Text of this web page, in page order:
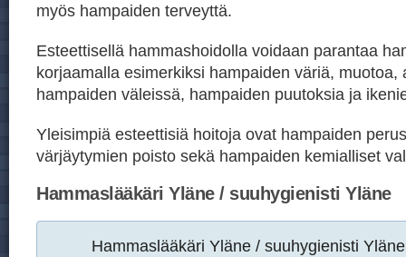
myös hampaiden terveyttä.
Esteettisellä hammashoidolla voidaan parantaa
korjaamalla esimerkiksi hampaiden väriä, muotoa,
hampaiden väleissä, hampaiden puutoksia ja
Yleisimpiä esteettisiä hoitoja ovat hampaiden
värjäytymien poisto sekä hampaiden kemialliset
Hammaslääkäri Yläne / suuhygienisti Yläne
Hammaslääkäri Yläne / suuhygienisti